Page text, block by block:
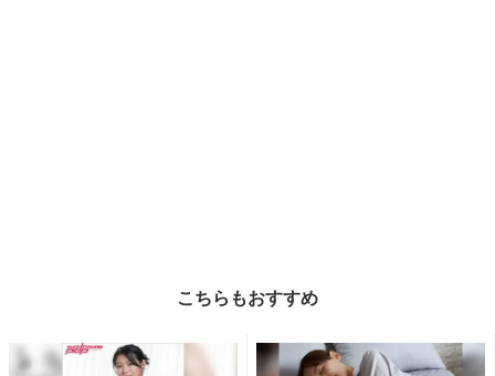
こちらもおすすめ